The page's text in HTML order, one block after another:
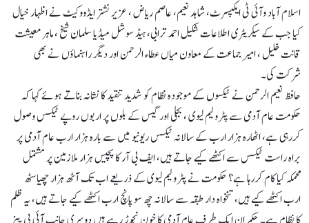
اسلام آباد وآئی ٹی ایکپسرٹ، شاہد نعیم، عاصم ریاض ، عزیر نشتر ایڈووکیٹ نے اظہار خیال
کیا جب کے سیکریٹری اطلاعات شکیل احمد ترابی، ہیڈ سوشل میڈیا سلمان شیخ ، ماہر معیشت
قانت خلیل ، امیر جماعت کے معاون میاں عطاء الرحمن اور دیگر راہنماؤں نے بھی
شرکت کی۔
حافظ نعیم الرحمن نے ٹیکسوں کے موجودہ نظام کو شدید تنقید کا نشانہ بناتے ہوئے کہا کہ
حکومت عام آدمی سے پٹرولیم لیوی ، بجلی اور گیس کے بلوں پر اربوں روپے ٹیکس وصول
کررہی ہے، اٹھارہ ہزار ارب کے سالانہ ٹیکس ریونیو میں سے بارہ ہزار ارب عام آدمی پر
براہ راست ٹیکس سے اکٹھے کیے جاتے ہیں، ایف بی آر کا پچیس ہزار ملازمین پر مشتمل
محمکہ کیا کام کررہا ہے؟ حکومت نے پٹرولیم لیوی کے ذریعے اب تک آٹھ ہزار چھیاسٹھ
ارب اکٹھے کیے ہیں، تنخواہ دار طبقہ سے سالانہ چھ سو پانچ ارب اکٹھے کیے جاتے ہیں، یہ ظلم